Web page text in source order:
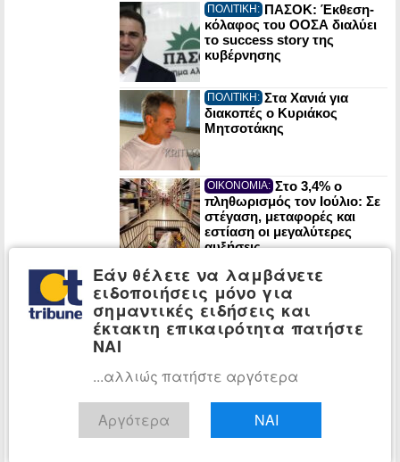
ΠΟΛΙΤΙΚΗ: ΠΑΣΟΚ: Έκθεση-
κόλαφος του ΟΟΣΑ διαλύει
το success story της
κυβέρνησης
ΠΟΛΙΤΙΚΗ: Στα Χανιά για
διακοπές ο Κυριάκος
Μητσοτάκης
ΟΙΚΟΝΟΜΙΑ: Στο 3,4% ο
πληθωρισμός τον Ιούλιο: Σε
στέγαση, μεταφορές και
εστίαση οι μεγαλύτερες
αυξήσεις
ΠΟΛΙΤΙΚΗ: Ένας χρόνος από
τον χαμό της Λένας Σαμαρά:
Σε κλίμα συγκίνησης το
μνημόσυνο
προειδοποιήσει για τη
Πακιστάν – Ο Μητσοτάκης
έμεινε με τους Patriot στο…
Εάν θέλετε να λαμβάνετε
ειδοποιήσεις μόνο για
σημαντικές ειδήσεις και
έκτακτη επικαιρότητα πατήστε
ΝΑΙ
...αλλιώς πατήστε αργότερα
Αργότερα ΝΑΙ